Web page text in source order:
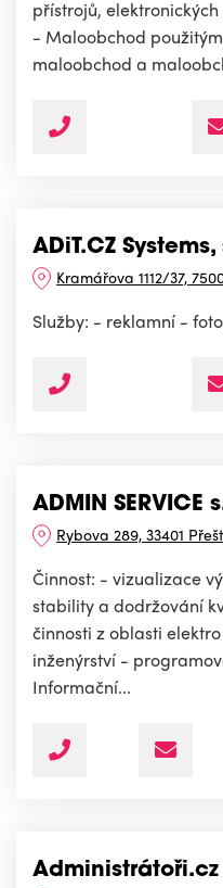
přístrojů,
- Maloobchod
maloobchod a
ADiT.CZ Systems,
Kramářova 1112/37,
Služby: - reklamní -
ADMIN SERVICE
Rybova 289, 33401
Činnost: - vizualizace
stability a dodržování
činnosti z oblasti
inženýrství -
Informační...
Administrátoři.cz